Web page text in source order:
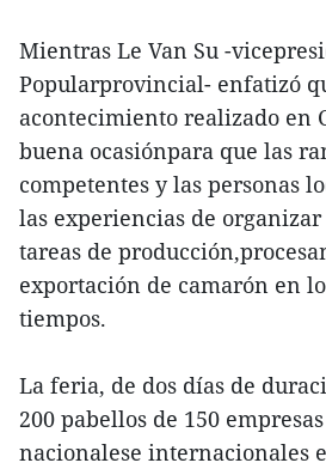
Mientras Le Van Su -
Popularprovincial- enfatizó
acontecimiento realizado en
buena ocasiónpara que las
competentes y las personas
las experiencias de
tareas de
exportación de camarón en
tiempos.
La feria, de dos días de
200 pabellos de 150
nacionalese internacionales